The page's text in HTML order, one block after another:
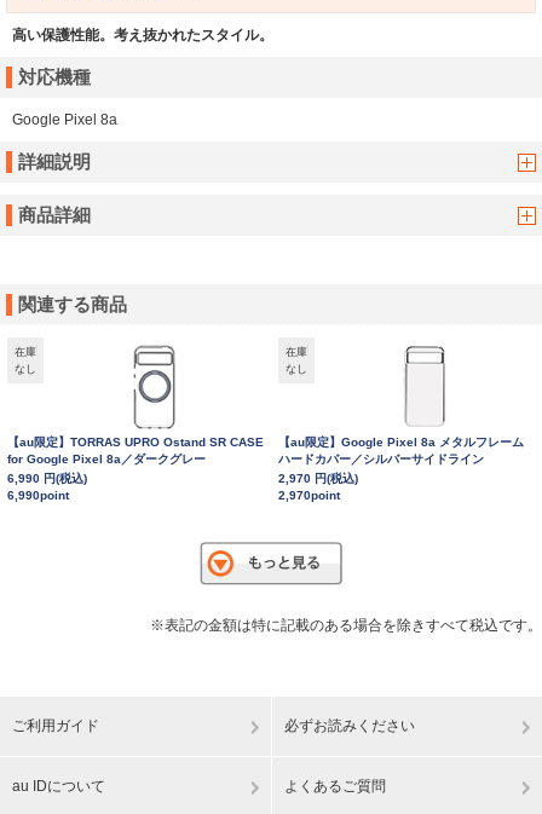
高い保護性能。考え抜かれたスタイル。
対応機種
Google Pixel 8a
詳細説明
商品詳細
関連する商品
在庫
なし
【au限定】TORRAS UPRO Ostand SR CASE
for Google Pixel 8a／ダークグレー
6,990 円(税込)
6,990point
在庫
なし
【au限定】Google Pixel 8a メタルフレーム
ハードカバー／シルバーサイドライン
2,970 円(税込)
2,970point
※表記の金額は特に記載のある場合を除きすべて税込です。
ご利用ガイド 必ずお読みください
au IDについて よくあるご質問